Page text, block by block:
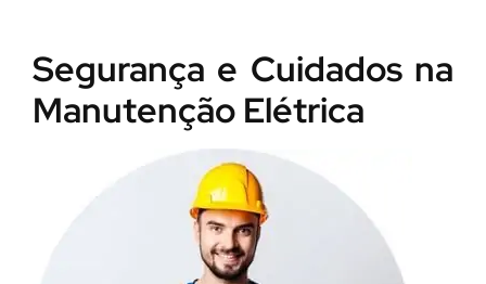
Segurança e Cuidados na
Manutenção Elétrica